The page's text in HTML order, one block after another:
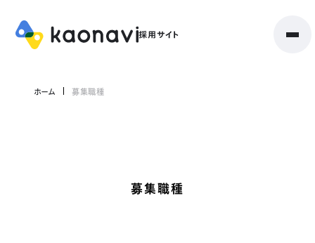
ホーム 募集職種
募集職種